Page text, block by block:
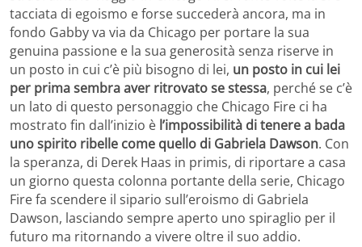
tacciata di egoismo e forse succederà ancora, ma in
fondo Gabby va via da Chicago per portare la sua
genuina passione e la sua generosità senza riserve in
un posto in cui c’è più bisogno di lei, un posto in cui lei
per prima sembra aver ritrovato se stessa, perché se c’è
un lato di questo personaggio che Chicago Fire ci ha
mostrato fin dall’inizio è l’impossibilità di tenere a bada
uno spirito ribelle come quello di Gabriela Dawson. Con
la speranza, di Derek Haas in primis, di riportare a casa
un giorno questa colonna portante della serie, Chicago
Fire fa scendere il sipario sull’eroismo di Gabriela
Dawson, lasciando sempre aperto uno spiraglio per il
futuro ma ritornando a vivere oltre il suo addio.